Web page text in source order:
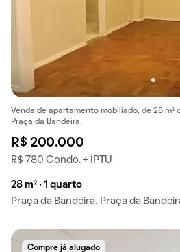
Venda de apartamento mobiliado, de 28 m²
Praça da Bandeira.
R$ 200.000
R$ 780 Condo. + IPTU
28 m² · 1 quarto
Praça da Bandeira, Praça da
Compre já alugado